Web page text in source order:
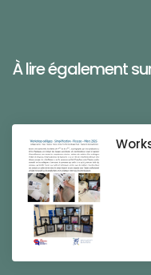
À lire également